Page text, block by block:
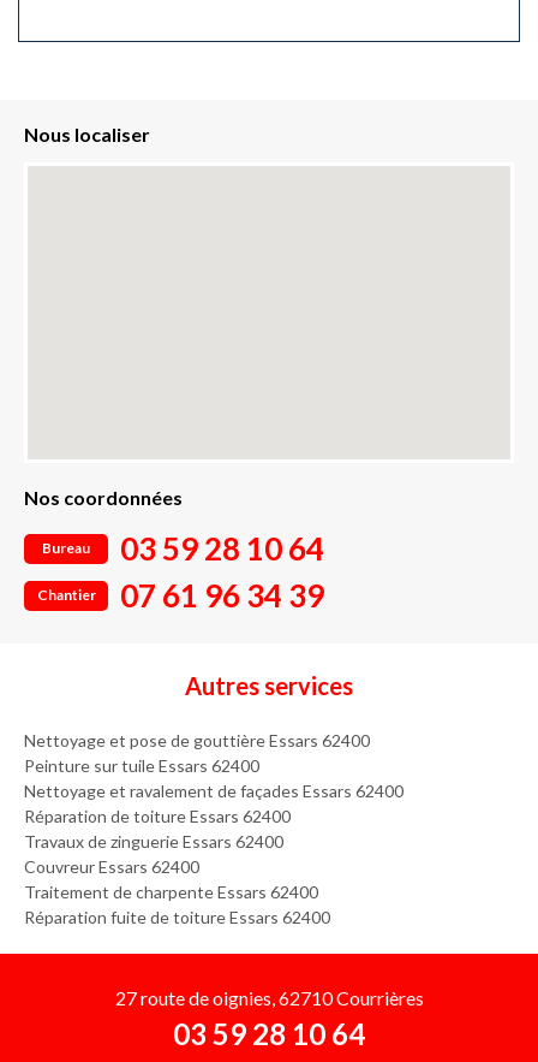
Nous localiser
Nos coordonnées
Bureau 03 59 28 10 64
Chantier 07 61 96 34 39
Autres services
Nettoyage et pose de gouttière Essars 62400
Peinture sur tuile Essars 62400
Nettoyage et ravalement de façades Essars 62400
Réparation de toiture Essars 62400
Travaux de zinguerie Essars 62400
Couvreur Essars 62400
Traitement de charpente Essars 62400
Réparation fuite de toiture Essars 62400
27 route de oignies, 62710 Courrières
03 59 28 10 64